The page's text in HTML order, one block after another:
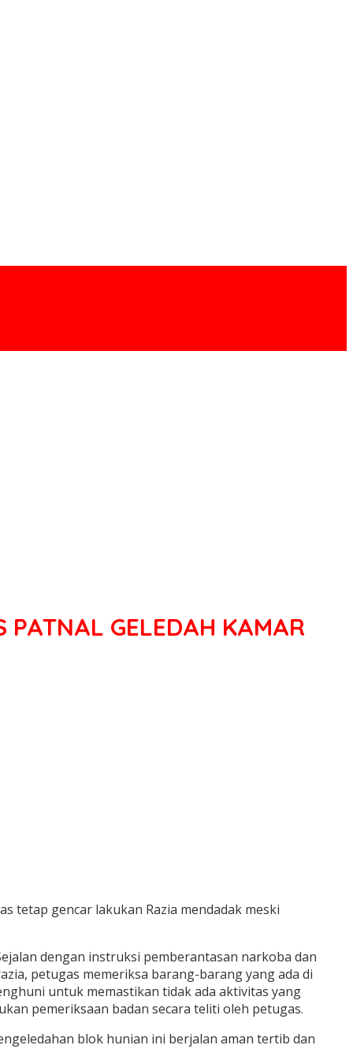
PATNAL GELEDAH KAMAR
tetap gencar lakukan Razia mendadak meski
dengan instruksi pemberantasan narkoba dan
petugas memeriksa barang-barang yang ada di
untuk memastikan tidak ada aktivitas yang
pemeriksaan badan secara teliti oleh petugas.
blok hunian ini berjalan aman tertib dan